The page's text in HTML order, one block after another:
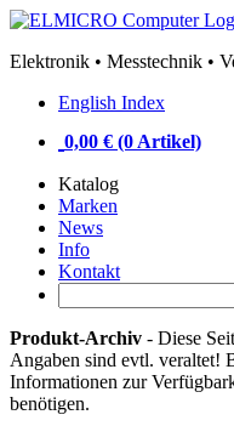
Elektronik • Messtechnik •
English Index
0,00 € (0 Artikel)
Katalog
Marken
News
Info
Kontakt
Produkt-Archiv - Diese
Angaben sind evtl. veraltet!
Informationen zur
benötigen.